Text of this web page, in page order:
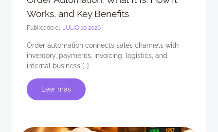
Works, and Key Benefits
Publicado el JULIO 10 2026
Order automation connects sales channels with
inventory, payments, invoicing, logistics, and
internal business […]
Leer más